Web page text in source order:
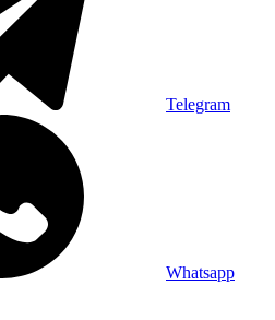
Telegram
Whatsapp